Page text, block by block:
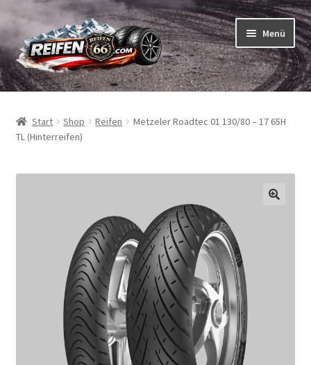
Zur
Navigation
springen
Zum
Inhalt
springen
Menü
Reifen
Schläuche
Reifentests
Start Shop Reifen
Metzeler Roadtec 01 130/80 – 17 65H
TL (Hinterreifen)